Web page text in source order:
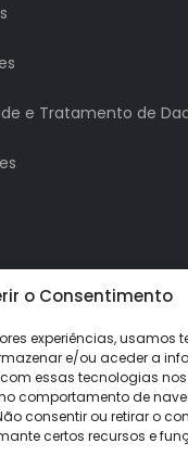
o Consentimento
experiências, usamos
e/ou aceder a
essas tecnologias
comportamento de
consentir ou retirar o
certos recursos e
e Tratamento de